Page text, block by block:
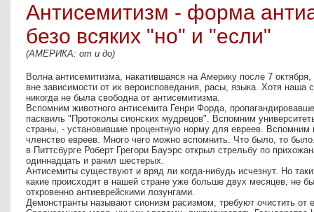
Антисемитизм - форма
безо всяких "но" и "если"
(АМЕРИКА: от и до)
Волна антисемитизма, накатившаяся на Америку после 7
вне зависимости от их вероисповедания, расы, языка. Хотя наша
никогда не была свободна от антисемитизма.
Вспомним животного антисемита Генри Форда,
пасквиль "Протоколы сионских мудрецов". Вспомним
страны, - установившие процентную норму для евреев.
членство евреев. Много чего можно вспомнить. Что было, то
в Питтсбурге Роберт Грегори Бауэрс открыл стрельбу по
одиннадцать и ранил шестерых.
Антисемиты существуют и вряд ли когда-нибудь исчезнут. Но
какие происходят в нашей стране уже больше двух месяцев, не
откровенно антиеврейскими лозунгами.
Демонстранты называют сионизм расизмом, требуют очистить